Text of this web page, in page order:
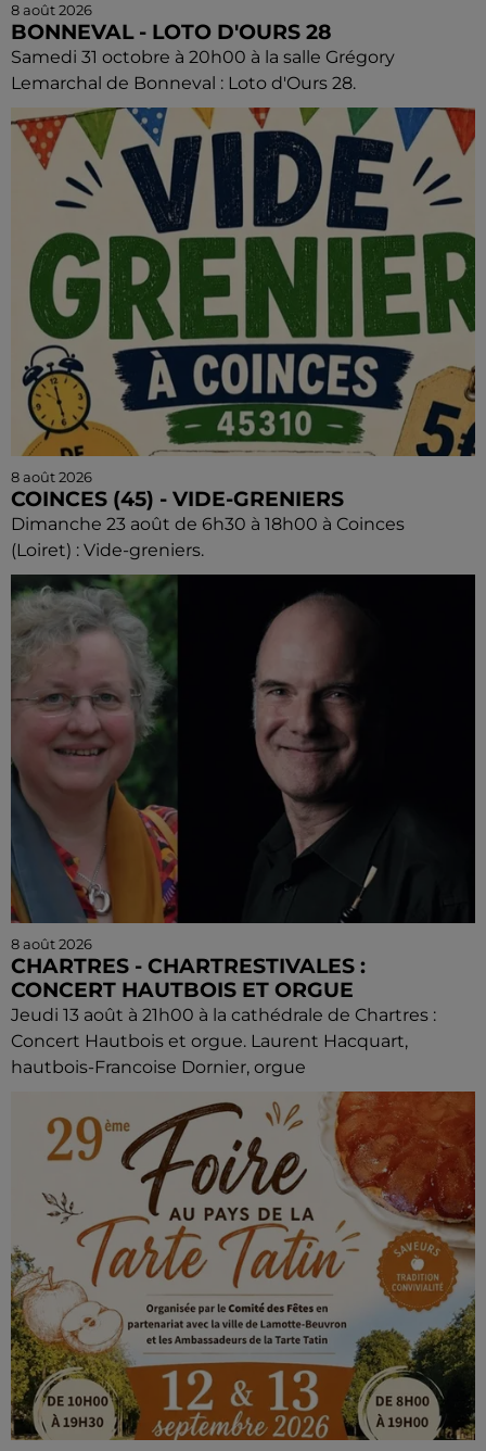
8 août 2026
BONNEVAL - LOTO D'OURS 28
Samedi 31 octobre à 20h00 à la salle Grégory
Lemarchal de Bonneval : Loto d'Ours 28.
8 août 2026
COINCES (45) - VIDE-GRENIERS
Dimanche 23 août de 6h30 à 18h00 à Coinces
(Loiret) : Vide-greniers.
8 août 2026
CHARTRES - CHARTRESTIVALES :
CONCERT HAUTBOIS ET ORGUE
Jeudi 13 août à 21h00 à la cathédrale de Chartres :
Concert Hautbois et orgue. Laurent Hacquart,
hautbois-Francoise Dornier, orgue